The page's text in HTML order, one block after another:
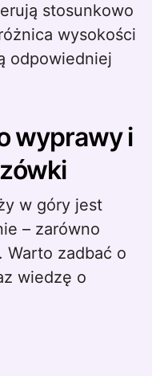
stosunkowo
wysokości
odpowiedniej
wyprawy i
w góry jest
– zarówno
zadbać o
wiedzę o